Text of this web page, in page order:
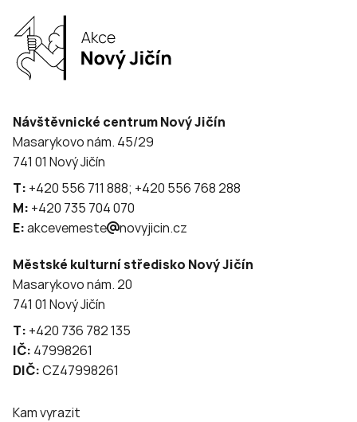
Návštěvnické centrum Nový Jičín
Masarykovo nám. 45/29
741 01 Nový Jičín
T: +420 556 711 888; +420 556 768 288
M: +420 735 704 070
E:akcevemeste novyjicin.cz
Městské kulturní středisko Nový Jičín
Masarykovo nám. 20
741 01 Nový Jičín
T: +420 736 782 135
IČ: 47998261
DIČ:CZ47998261
Kam vyrazit